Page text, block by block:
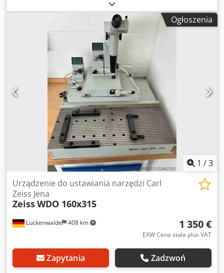
40 / BT 40 Dsdpfozrzqfex Alhjkr Rozdzielczość: 0,001 mm
Temperatura otoczenia: 0 - 45 °C Zapotrzebowanie na
miejsce: ok. 0,60 x 0,50 x 0,85 m Waga: ok. 60 kg Przyrząd
do wstępnego ustawiania narzędzi PWB - Tool Master 10 -
w komplecie z elektroniką pomiarową TC100
Ogłoszenia
1 /3
Luckenwalde 408 km
Urządzenie do ustawiania narzędzi Carl
Zeiss Jena
ZeissWDO 160x315
1 350 €
EXW Cena stała plus VAT
Zapytania Zadzwoń